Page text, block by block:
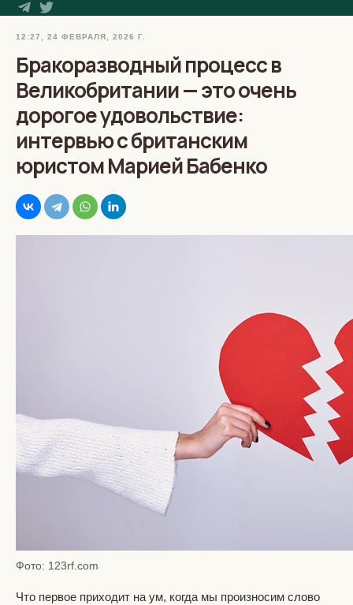
12:27, 24 ФЕВРАЛЯ, 2026 Г.
Бракоразводный процесс в
Великобритании — это очень
дорогое удовольствие:
интервью с британским
юристом Марией Бабенко
Фото: 123rf.com
Что первое приходит на ум, когда мы произносим слово